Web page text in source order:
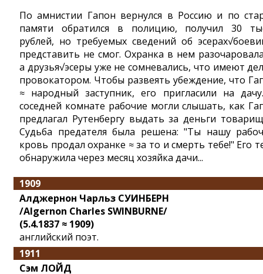
По амнистии Гапон вернулся в Россию и по
памяти обратился в полицию, получил 30
рублей, но требуемых сведений об
представить не смог. Охранка в нем
а друзья√эсеры уже не сомневались, что имеют
провокатором. Чтобы развеять убеждение, что
≈ народный заступник, его пригласили на
соседней комнате рабочие могли слышать, как
предлагал Рутенбергу выдать за деньги
Судьба предателя была решена: "Ты нашу
кровь продал охранке ≈ за то и смерть тебе!" Его
обнаружила через месяц хозяйка дачи...
1909
Алджернон Чарльз СУИНБЕРН
/Algernon Charles SWINBURNE/
(5.4.1837 ≈ 1909)
английский поэт.
1911
Сэм ЛОЙД